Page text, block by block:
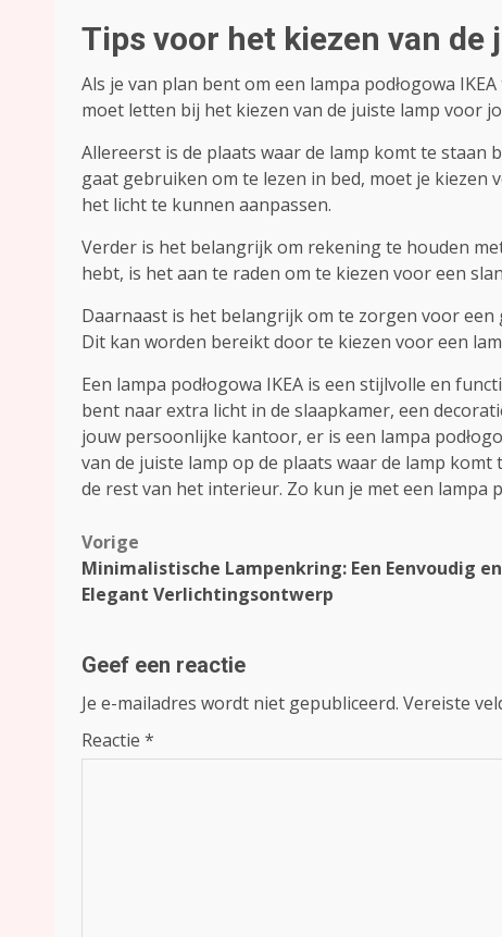
Tips voor het kiezen van de
Als je van plan bent om een lampa podłogowa
moet letten bij het kiezen van de juiste lamp voor
Allereerst is de plaats waar de lamp komt te staan
gaat gebruiken om te lezen in bed, moet je kiezen
het licht te kunnen aanpassen.
Verder is het belangrijk om rekening te houden
hebt, is het aan te raden om te kiezen voor een
Daarnaast is het belangrijk om te zorgen voor
Dit kan worden bereikt door te kiezen voor een
Een lampa podłogowa IKEA is een stijlvolle en
bent naar extra licht in de slaapkamer, een
jouw persoonlijke kantoor, er is een lampa
van de juiste lamp op de plaats waar de lamp
de rest van het interieur. Zo kun je met een lampa
Bericht
navigatie
Vorige
Minimalistische Lampenkring: Een Eenvoudig en
Elegant Verlichtingsontwerp
Geef een reactie
Je e-mailadres wordt niet gepubliceerd. Vereiste
Reactie *